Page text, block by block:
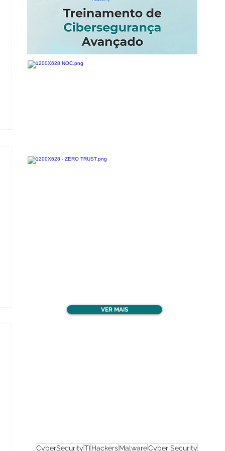
VER MAIS
CyberSecurityTI Hackers MalwareCyber Security